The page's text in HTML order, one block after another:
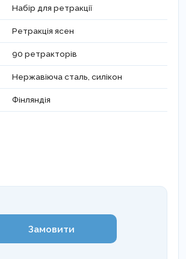
Набір для ретракції
Ретракція ясен
90 ретракторів
Нержавіюча сталь, силікон
Фінляндія
Замовити